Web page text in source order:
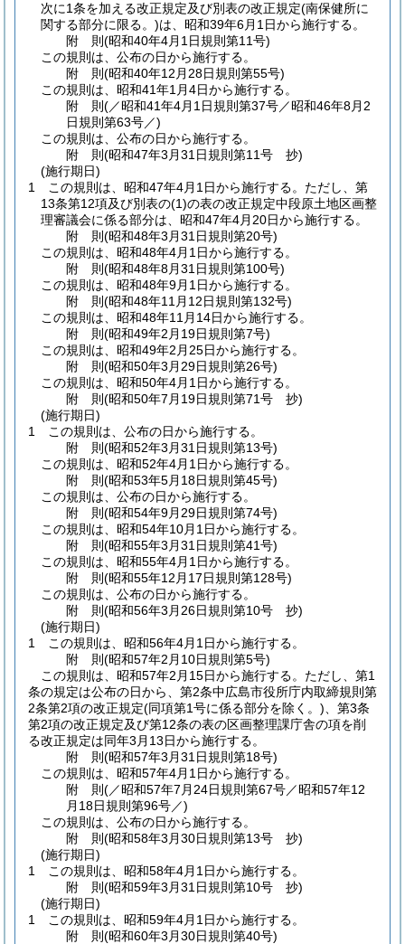
次に1条を加える改正規定及び別表の改正規定(南保健所に
関する部分に限る。)は、昭和39年6月1日から施行する。
附 則(昭和40年4月1日規則第11号)
この規則は、公布の日から施行する。
附 則(昭和40年12月28日規則第55号)
この規則は、昭和41年1月4日から施行する。
附 則(／昭和41年4月1日規則第37号／昭和46年8月2
日規則第63号／)
この規則は、公布の日から施行する。
附 則(昭和47年3月31日規則第11号 抄)
(施行期日)
1
この規則は、昭和47年4月1日から施行する。 ただし、第
13条第12項及び別表の(1)の表の改正規定中段原土地区画整
理審議会に係る部分は、昭和47年4月20日から施行する。
附 則(昭和48年3月31日規則第20号)
この規則は、昭和48年4月1日から施行する。
附 則(昭和48年8月31日規則第100号)
この規則は、昭和48年9月1日から施行する。
附 則(昭和48年11月12日規則第132号)
この規則は、昭和48年11月14日から施行する。
附 則(昭和49年2月19日規則第7号)
この規則は、昭和49年2月25日から施行する。
附 則(昭和50年3月29日規則第26号)
この規則は、昭和50年4月1日から施行する。
附 則(昭和50年7月19日規則第71号 抄)
(施行期日)
1
この規則は、公布の日から施行する。
附 則(昭和52年3月31日規則第13号)
この規則は、昭和52年4月1日から施行する。
附 則(昭和53年5月18日規則第45号)
この規則は、公布の日から施行する。
附 則(昭和54年9月29日規則第74号)
この規則は、昭和54年10月1日から施行する。
附 則(昭和55年3月31日規則第41号)
この規則は、昭和55年4月1日から施行する。
附 則(昭和55年12月17日規則第128号)
この規則は、公布の日から施行する。
附 則(昭和56年3月26日規則第10号 抄)
(施行期日)
1
この規則は、昭和56年4月1日から施行する。
附 則(昭和57年2月10日規則第5号)
この規則は、昭和57年2月15日から施行する。 ただし、第1
条の規定は公布の日から、第2条中広島市役所庁内取締規則第
2条第2項の改正規定(同項第1号に係る部分を除く。) 、第3条
第2項の改正規定及び第12条の表の区画整理課庁舎の項を削
る改正規定は同年3月13日から施行する。
附 則(昭和57年3月31日規則第18号)
この規則は、昭和57年4月1日から施行する。
附 則(／昭和57年7月24日規則第67号／昭和57年12
月18日規則第96号／)
この規則は、公布の日から施行する。
附 則(昭和58年3月30日規則第13号 抄)
(施行期日)
1
この規則は、昭和58年4月1日から施行する。
附 則(昭和59年3月31日規則第10号 抄)
(施行期日)
1
この規則は、昭和59年4月1日から施行する。
附 則(昭和60年3月30日規則第40号)